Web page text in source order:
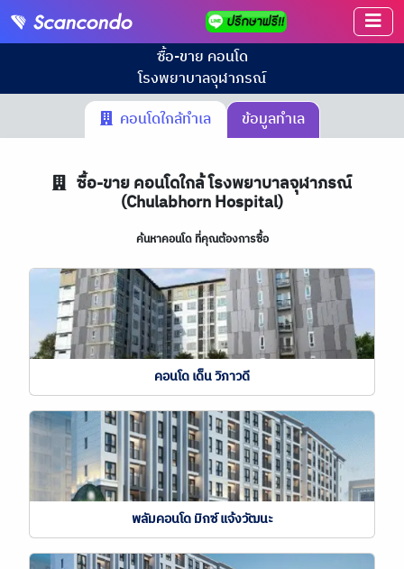
ซื้อ-ขาย คอนโด
โรงพยาบาลจุฬาภรณ์
คอนโดใกล้ทำเล
ข้อมูลทำเล
ซื้อ-ขาย คอนโดใกล้ โรงพยาบาลจุฬาภรณ์
(Chulabhorn Hospital)
ค้นหาคอนโด ที่คุณต้องการซื้อ
คอนโด เด็น วิภาวดี
พลัมคอนโด มิกซ์ แจ้งวัฒนะ